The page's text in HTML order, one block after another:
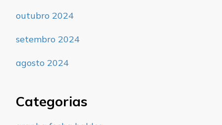
outubro 2024
setembro 2024
agosto 2024
Categorias